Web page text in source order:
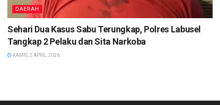
DAERAH
Sehari Dua Kasus Sabu Terungkap, Polres Labusel
Tangkap 2 Pelaku dan Sita Narkoba
KAMIS, 2 APRIL 2026